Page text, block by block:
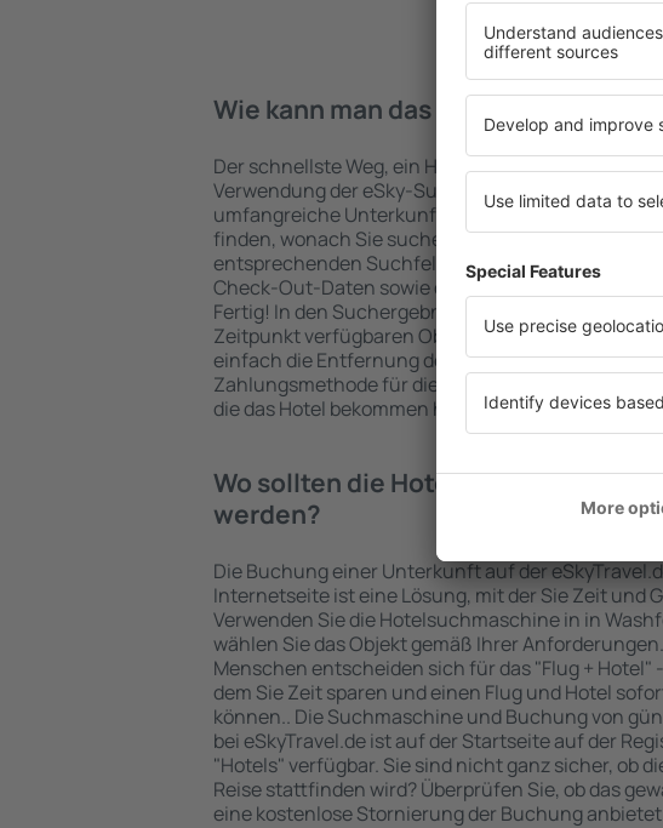
Wie kann man das Hotel in in
Der schnellste Weg, ein Hotel in Washford zu
Verwendung der eSky-Suchmaschine für
umfangreiche Unterkunftsbasis garantiert, dass
finden, wonach Sie suchen. Geben Sie den
entsprechenden Suchfelder ein, wählen Sie die
Check-Out-Daten sowie die Anzahl der Gäste und
Fertig! In den Suchergebnissen werden die zum
Zeitpunkt verfügbaren Objekte angezeigt. Sie
einfach die Entfernung des Hotels vom Zentrum,
Zahlungsmethode für die Unterkunft oder die
die das Hotel bekommen hat, überprüfen.
Wo sollten die Hotels in in Washford
werden?
Die Buchung einer Unterkunft auf der
Internetseite ist eine Lösung, mit der Sie Zeit und
Verwenden Sie die Hotelsuchmaschine in in
wählen Sie das Objekt gemäß Ihrer
Menschen entscheiden sich für das "Flug + Hotel"
dem Sie Zeit sparen und einen Flug und Hotel
können.. Die Suchmaschine und Buchung von
bei eSkyTravel.de ist auf der Startseite auf der
"Hotels" verfügbar. Sie sind nicht ganz sicher, ob
Reise stattfinden wird? Überprüfen Sie, ob das
eine kostenlose Stornierung der Buchung